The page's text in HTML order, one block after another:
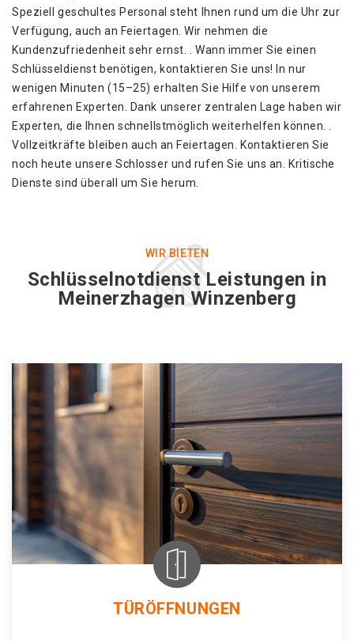
Speziell geschultes Personal steht Ihnen rund um die Uhr zur
Verfügung, auch an Feiertagen. Wir nehmen die
Kundenzufriedenheit sehr ernst. . Wann immer Sie einen
Schlüsseldienst benötigen, kontaktieren Sie uns! In nur
wenigen Minuten (15–25) erhalten Sie Hilfe von unserem
erfahrenen Experten. Dank unserer zentralen Lage haben wir
Experten, die Ihnen schnellstmöglich weiterhelfen können. .
Vollzeitkräfte bleiben auch an Feiertagen. Kontaktieren Sie
noch heute unsere Schlosser und rufen Sie uns an. Kritische
Dienste sind überall um Sie herum.
WIR BIETEN
Schlüsselnotdienst Leistungen in
Meinerzhagen Winzenberg
TÜRÖFFNUNGEN